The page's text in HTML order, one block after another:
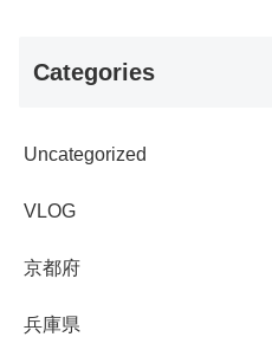
Categories
Uncategorized
VLOG
京都府
兵庫県